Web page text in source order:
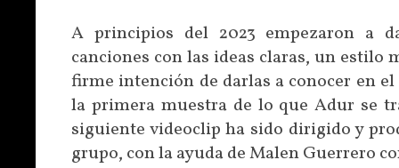
A principios del 2023 empezaron a
canciones con las ideas claras, un estilo
firme intención de darlas a conocer en el
la primera muestra de lo que Adur se
siguiente videoclip ha sido dirigido y
grupo, con la ayuda de Malen Guerrero